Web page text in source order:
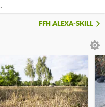
.
FFH ALEXA-SKILL